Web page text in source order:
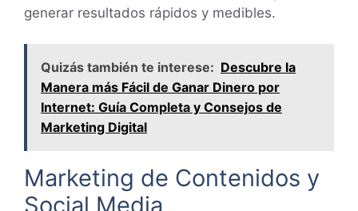
generar resultados rápidos y medibles.
Quizás también te interese: Descubre la
Manera más Fácil de Ganar Dinero por
Internet: Guía Completa y Consejos de
Marketing Digital
Marketing de Contenidos y
Social Media